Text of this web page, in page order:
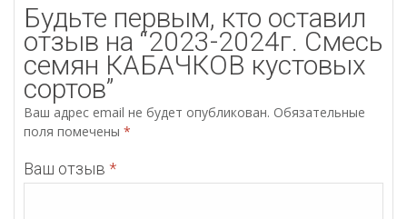
Будьте первым, кто оставил
отзыв на “2023-2024г. Смесь
семян КАБАЧКОВ кустовых
сортов”
Ваш адрес email не будет опубликован. Обязательные
поля помечены *
Ваш отзыв *